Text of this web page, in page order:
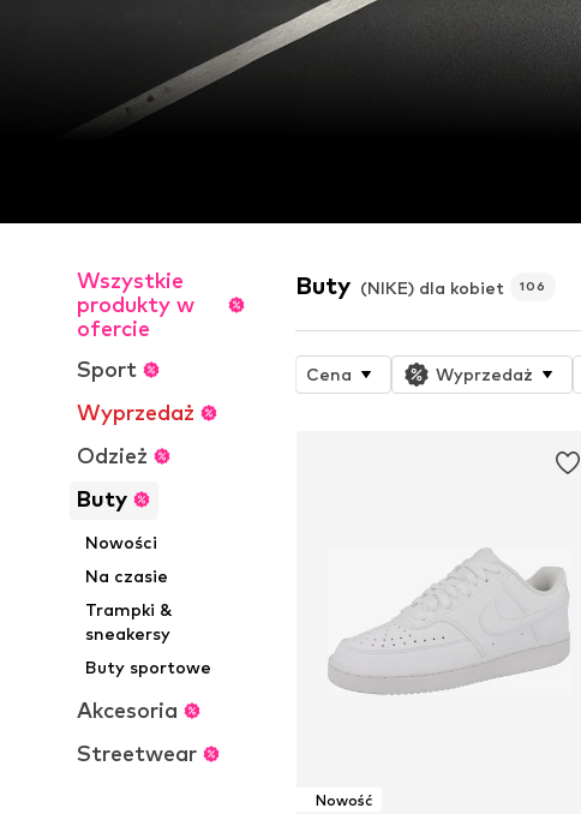
Wszystkie
produkty w
ofercie
Sport
Wyprzedaż
Odzież
Buty
Nowości
Na czasie
Trampki &
sneakersy
Buty sportowe
Akcesoria
Streetwear
Buty (NIKE) dla kobiet 106
Cena Wyprzedaż
Nowość